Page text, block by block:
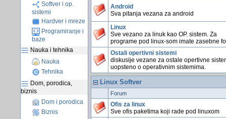
Softver i op.
sistemi
Hardver i mreze
Programiranje i
baze
Nauka i tehnika
Nauka
Tehnika
Dom, porodica,
biznis
Dom i porodica
Biznis
Android
Sva pitanja vezana za android
Linux
Sve vezano za linuk kao OP. sistem. Za
programe pod linux-som imate zasebne
Ostali opertivni sistemi
diskusije vezane za ostale opertivne
uopsteno o operativnim sistemima.
Linux Softver
Forum
Ofis za linux
Sve ofis paketima koji rade pod linuxom